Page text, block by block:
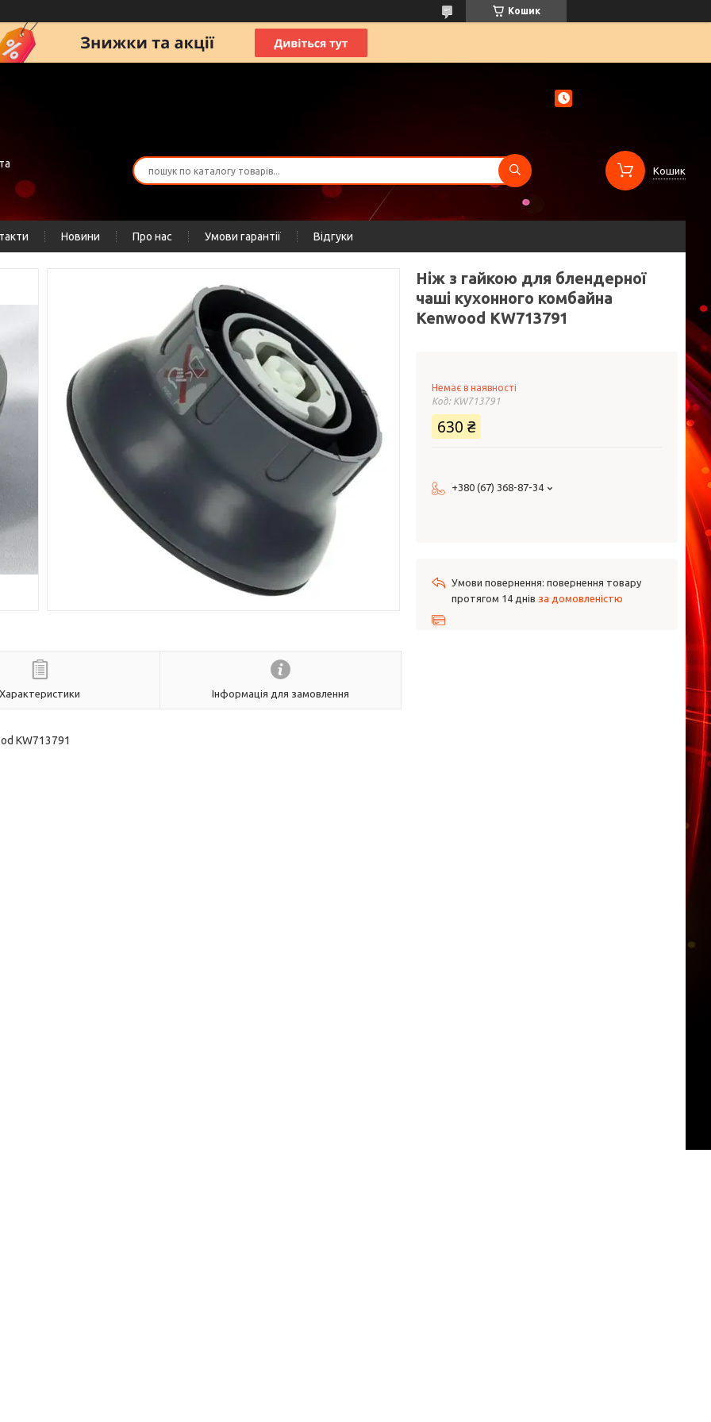
Кошик
Кошик
Новини Про нас Умови гарантії Відгуки
Характеристики Інформація для замовлення
KW713791
Ніж з гайкою для блендерної
чаші кухонного комбайна
Kenwood KW713791
Немає в наявності
Код: KW713791
630 ₴
+380 (67) 368-87-34
повернення товару
протягом 14 днів за домовленістю